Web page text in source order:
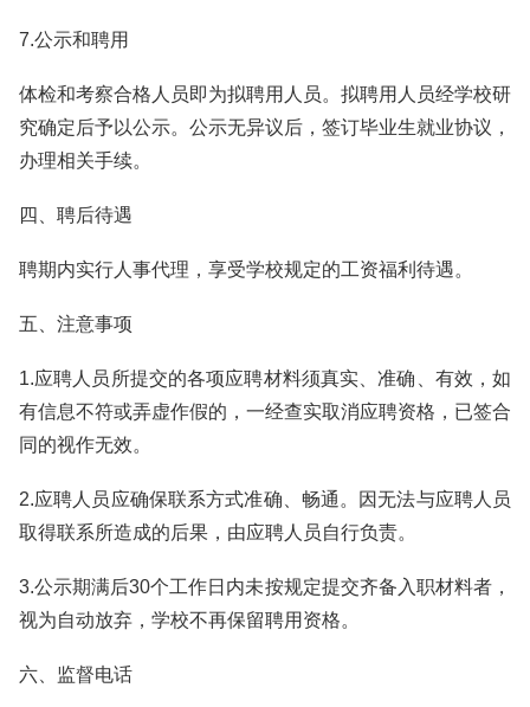
7.公示和聘用
体检和考察合格人员即为拟聘用人员。拟聘用人员经学校研
究确定后予以公示。公示无异议后，签订毕业生就业协议，
办理相关手续。
四、聘后待遇
聘期内实行人事代理，享受学校规定的工资福利待遇。
五、注意事项
1.应聘人员所提交的各项应聘材料须真实、准确、有效，如
有信息不符或弄虚作假的，一经查实取消应聘资格，已签合
同的视作无效。
2.应聘人员应确保联系方式准确、畅通。因无法与应聘人员
取得联系所造成的后果，由应聘人员自行负责。
3.公示期满后30个工作日内未按规定提交齐备入职材料者，
视为自动放弃，学校不再保留聘用资格。
六、监督电话